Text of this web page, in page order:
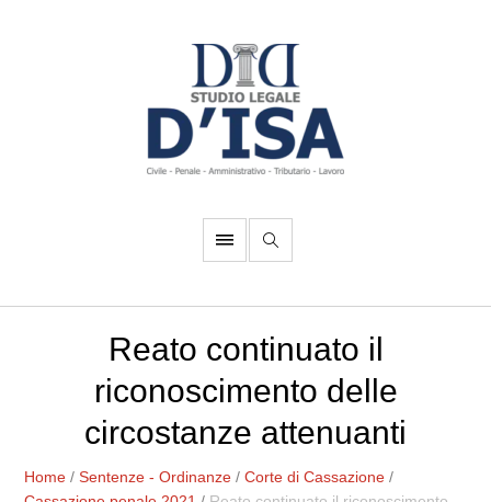
Reato continuato il
riconoscimento delle
circostanze attenuanti
Home /Sentenze - Ordinanze /Corte di Cassazione /